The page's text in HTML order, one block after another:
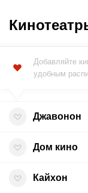
Добавляйте
удобным
Джавонон
Дом кино
Кайхон